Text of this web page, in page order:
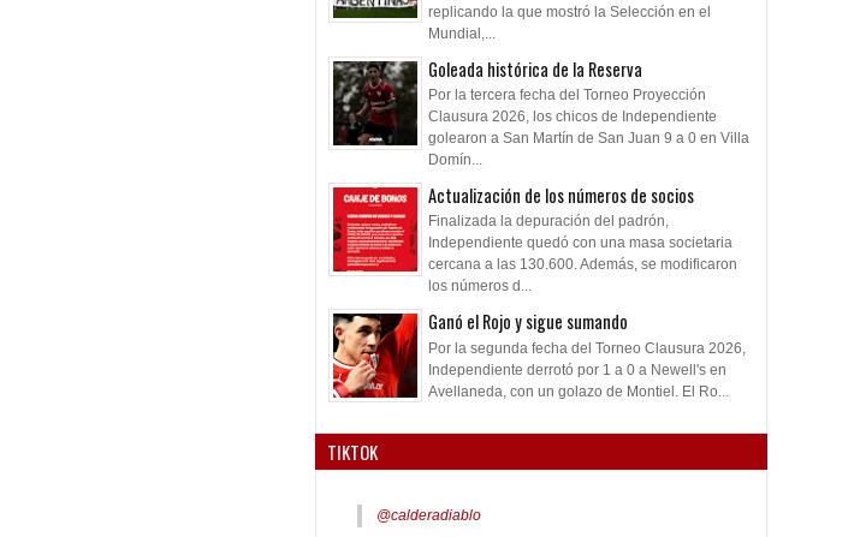
replicando la que mostró la Selección en el
Mundial,...
Goleada histórica de la Reserva
Por la tercera fecha del Torneo Proyección
Clausura 2026, los chicos de Independiente
golearon a San Martín de San Juan 9 a 0 en Villa
Domín...
Actualización de los números de socios
Finalizada la depuración del padrón,
Independiente quedó con una masa societaria
cercana a las 130.600. Además, se modificaron
los números d...
Ganó el Rojo y sigue sumando
Por la segunda fecha del Torneo Clausura 2026,
Independiente derrotó por 1 a 0 a Newell's en
Avellaneda, con un golazo de Montiel. El Ro...
TIKTOK
@calderadiablo